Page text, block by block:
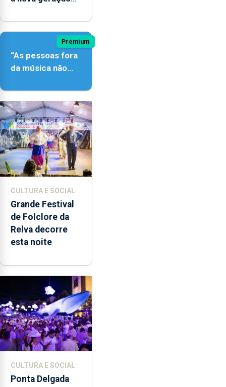
Premium
“As pessoas fora
da música não
quão difícil é
produzir uma
música”
CULTURA E SOCIAL
Grande Festival
de Folclore da
Relva decorre
esta noite
CULTURA E SOCIAL
Ponta Delgada